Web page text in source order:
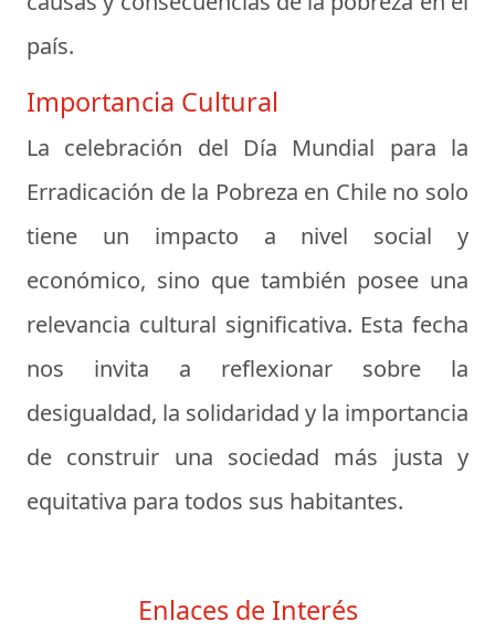
país.
Importancia Cultural
La celebración del Día Mundial para la
Erradicación de la Pobreza en Chile no solo
tiene un impacto a nivel social y
económico, sino que también posee una
relevancia cultural significativa. Esta fecha
nos invita a reflexionar sobre la
desigualdad, la solidaridad y la importancia
de construir una sociedad más justa y
equitativa para todos sus habitantes.
Enlaces de Interés